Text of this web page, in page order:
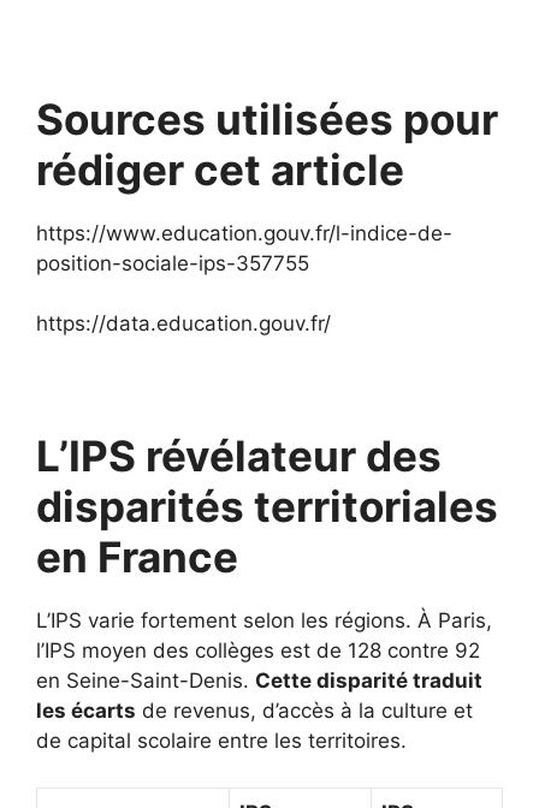
Sources utilisées pour
rédiger cet article
https://www.education.gouv.fr/l-indice-de-
position-sociale-ips-357755
https://data.education.gouv.fr/
L’IPS révélateur des
disparités territoriales
en France
L’IPS varie fortement selon les régions. À Paris,
l’IPS moyen des collèges est de 128 contre 92
en Seine-Saint-Denis. Cette disparité traduit
les écarts de revenus, d’accès à la culture et
de capital scolaire entre les territoires.